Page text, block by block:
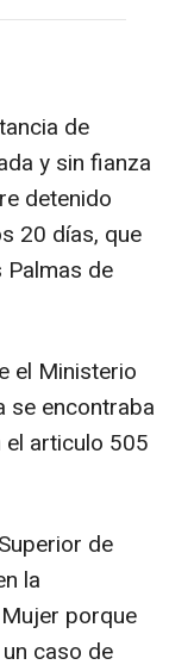
de
y sin fianza
detenido
20 días, que
de
el Ministerio
se encontraba
articulo 505
de
la
porque
caso de